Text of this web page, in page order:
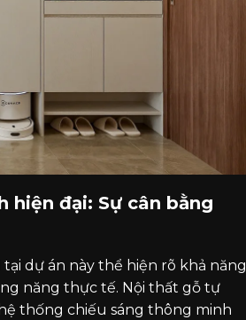
hiện đại: Sự cân bằng
tại dự án này thể hiện rõ khả năng
năng thực tế. Nội thất gỗ tự
thống chiếu sáng thông minh